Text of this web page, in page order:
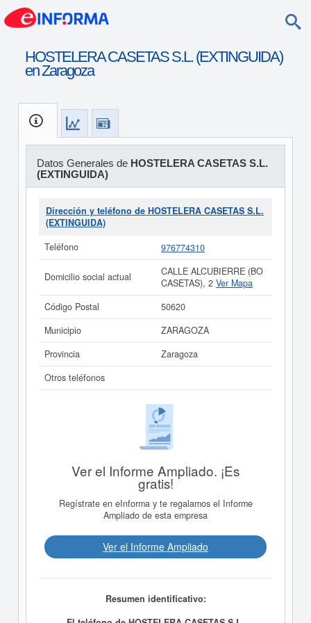
HOSTELERA CASETAS S.L. (EXTINGUIDA)
en Zaragoza
Datos Generales de HOSTELERA CASETAS S.L.
(EXTINGUIDA)
Dirección y teléfono de HOSTELERA CASETAS S.L.
(EXTINGUIDA)
Teléfono
976774310
Domicilio social actual
CALLE ALCUBIERRE (BO
CASETAS), 2 Ver Mapa
Código Postal
50620
Municipio
ZARAGOZA
Provincia
Zaragoza
Otros teléfonos
Ver el Informe Ampliado. ¡Es
gratis!
Regístrate en eInforma y te regalamos el Informe
Ampliado de esta empresa
Ver el Informe Ampliado
Resumen identificativo: